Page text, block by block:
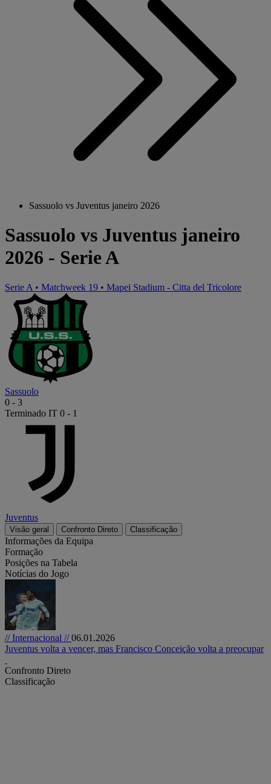
Sassuolo vs Juventus janeiro 2026
Sassuolo vs Juventus janeiro
2026 - Serie A
Serie A • Matchweek 19 • Mapei Stadium - Citta del Tricolore
Sassuolo
0 - 3
Terminado IT 0 - 1
Juventus
Visão geral Confronto Direto Classificação
Informações da Equipa
Formação
Posições na Tabela
Notícias do Jogo
// Internacional //06.01.2026
Juventus volta a vencer, mas Francisco Conceição volta a preocupar
Confronto Direto
Classificação